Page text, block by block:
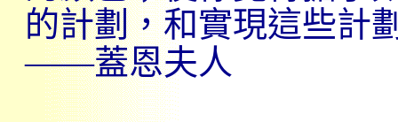
的計劃，和實現這些計
——蓋恩夫人